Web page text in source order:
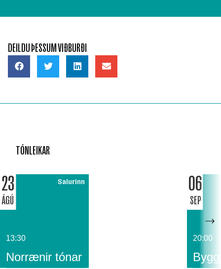
DEILDU ÞESSUM VIÐBURÐI
TÓNLEIKAR
23
ÁGÚ
Salurinn
13:30
Norrænir tónar
06
SEP
20:00